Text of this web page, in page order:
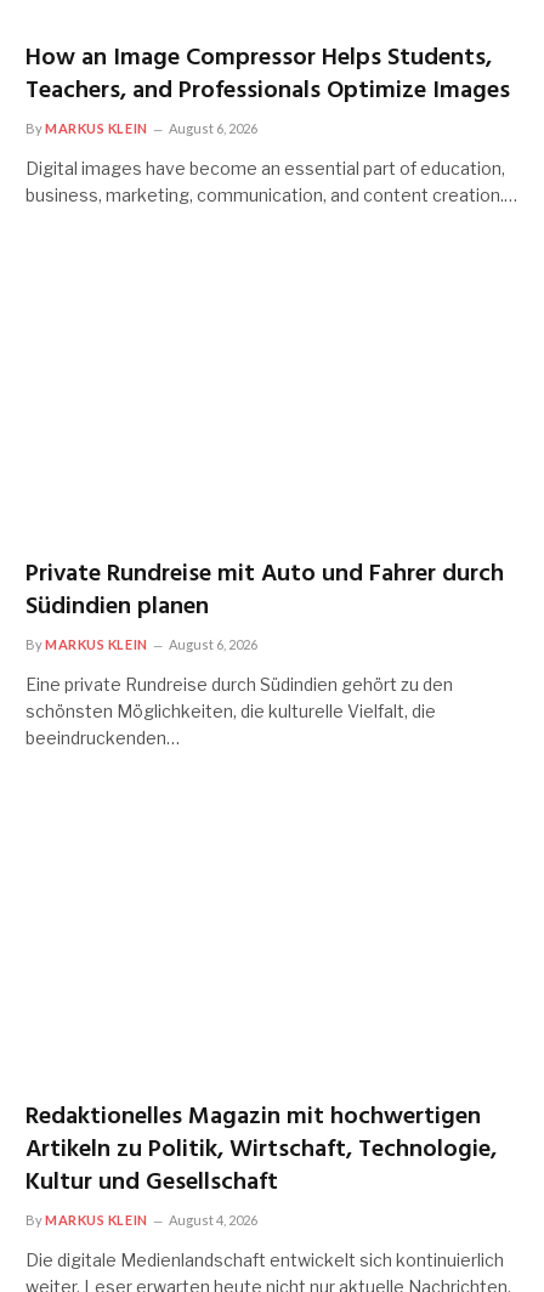
How an Image Compressor Helps Students,
Teachers, and Professionals Optimize Images
ByMARKUS KLEIN August 6, 2026
Digital images have become an essential part of education,
business, marketing, communication, and content creation.…
Private Rundreise mit Auto und Fahrer durch
Südindien planen
ByMARKUS KLEIN August 6, 2026
Eine private Rundreise durch Südindien gehört zu den
schönsten Möglichkeiten, die kulturelle Vielfalt, die
beeindruckenden…
Redaktionelles Magazin mit hochwertigen
Artikeln zu Politik, Wirtschaft, Technologie,
Kultur und Gesellschaft
ByMARKUS KLEIN August 4, 2026
Die digitale Medienlandschaft entwickelt sich kontinuierlich
weiter. Leser erwarten heute nicht nur aktuelle Nachrichten,